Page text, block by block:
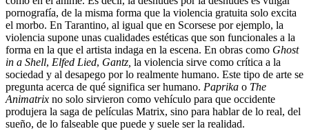
pornografía, de la misma forma que la violencia gratuita solo excita
el morbo. En Tarantino, al igual que en Scorsese por ejemplo, la
violencia supone unas cualidades estéticas que son funcionales a la
forma en la que el artista indaga en la escena. En obras como Ghost
in a Shell, Elfed Lied, Gantz, la violencia sirve como crítica a la
sociedad y al desapego por lo realmente humano. Este tipo de arte se
pregunta acerca de qué significa ser humano. Paprika o The
Animatrix no solo sirvieron como vehículo para que occidente
produjera la saga de películas Matrix, sino para hablar de lo real, del
sueño, de lo falseable que puede y suele ser la realidad.